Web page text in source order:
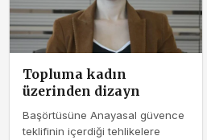
Topluma kadın
üzerinden dizayn
Başörtüsüne Anayasal güvence
teklifinin içerdiği tehlikelere